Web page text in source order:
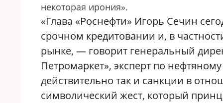
некоторая ирония».
«Глава «Роснефти» Игорь Сечин
срочном кредитовании и, в
рынке, — говорит генеральный
Петромаркет», эксперт по
действительно так и санкции в
символический жест, который